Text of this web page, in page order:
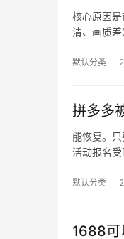
核心原因
清、画质
默认分类
拼多多
能恢复。
活动报名
默认分类
1688可